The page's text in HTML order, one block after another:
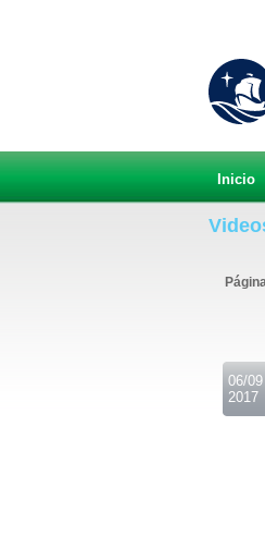
Inicio
06/09
2017